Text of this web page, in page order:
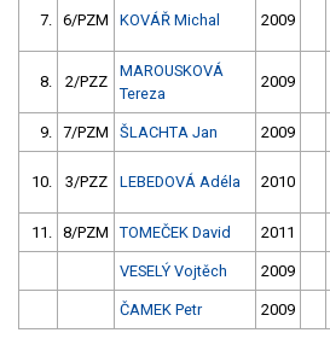
7. 6/PZM KOVÁŘ Michal 2009
8. 2/PZZ
MAROUSKOVÁ
Tereza
2009
9. 7/PZM ŠLACHTA Jan 2009
10. 3/PZZ LEBEDOVÁ Adéla 2010
11. 8/PZM TOMEČEK David 2011
VESELÝ Vojtěch 2009
ČAMEK Petr 2009